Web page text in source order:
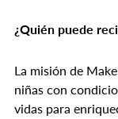
¿Quién puede
La misión de
niñas con
vidas para